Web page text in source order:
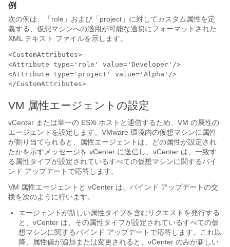
例
次の例は、「role」および「project」に対してカスタム属性を定
義する、仮想マシンへの適用が可能な適切にフォーマットされた
XML テキスト ファイルを示します。
<CustomAttributes>
<Attribute type='role' value='Developer'/>
<Attribute type='project' value='Alpha'/>
VM 属性エージェントの設定
vCenter または単一の ESXi ホストと通信するため、VM の属性の
エージェントを設定します。VMware 環境内の仮想マシンに属性
が割り当てられると、属性エージェントは、どの属性が設定され
たかを示すメッセージを vCenter に送信し、vCenter は、一致す
る属性タイプが設定されているすべての仮想マシンに関するバイ
ンド アップデートで応答します。
VM 属性エージェントと vCenter は、バインド アップデートの交
換を次のように行います。
エージェントが新しい属性タイプを含むリクエストを発行する
と、vCenter は、その属性タイプが設定されているすべての仮
想マシンに関するバインド アップデートで応答します。これ以
降、属性値が追加または変更されると、vCenter のみが新しい